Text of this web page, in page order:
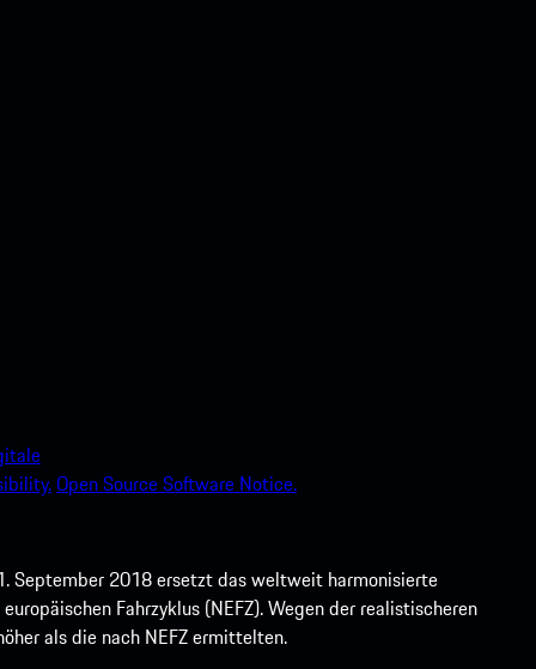
Open Source Software Notice.
September 2018 ersetzt das weltweit harmonisierte
Fahrzyklus (NEFZ). Wegen der realistischeren
als die nach NEFZ ermittelten.